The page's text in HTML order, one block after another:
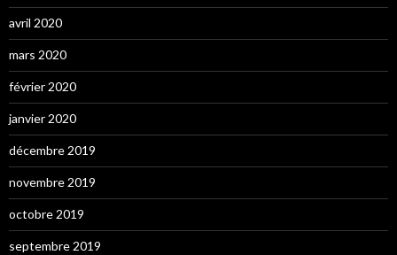
avril 2020
mars 2020
février 2020
janvier 2020
décembre 2019
novembre 2019
octobre 2019
septembre 2019